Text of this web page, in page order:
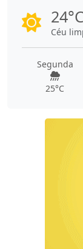
24°C
Céu
Segunda
25°C